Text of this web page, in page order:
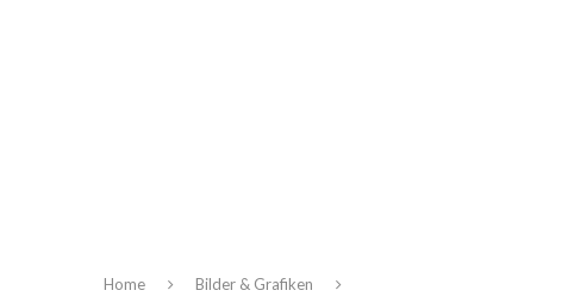
Home Bilder & Grafiken